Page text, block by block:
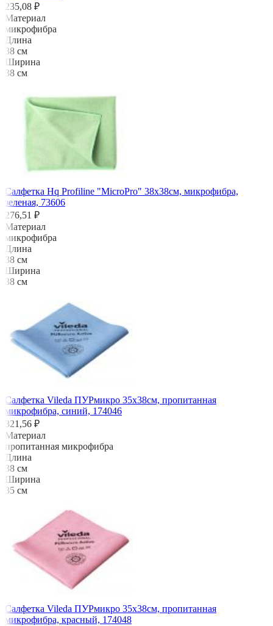
235,08 ₽
Материал
микрофибра
Длина
38 см
Ширина
38 см
Салфетка Hq Profiline "MicroPro" 38х38см, микрофибра,
зеленая, 73606
276,51 ₽
Материал
микрофибра
Длина
38 см
Ширина
38 см
Салфетка Vileda ПУРмикро 35х38см, пропитанная
микрофибра, синий, 174046
321,56 ₽
Материал
пропитанная микрофибра
Длина
38 см
Ширина
35 см
Салфетка Vileda ПУРмикро 35х38см, пропитанная
микрофибра, красный, 174048